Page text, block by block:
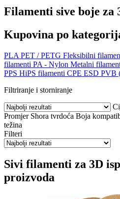
Filamenti sive boje za
Kupovina po
PLA PET / PETG Fleksibilni
filamenti PA - Nylon Metalni
PPS HiPS filamenti CPE ESD PVB
Filtriranje i storniranje
Promjer Shora tvrdoća Boja
težina
Filteri
Sivi filamenti za 3D
proizvoda